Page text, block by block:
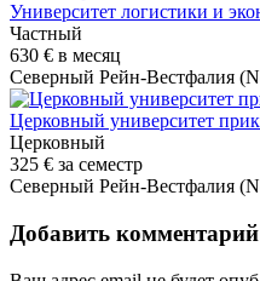
Университет логистики и
Частный
630 € в месяц
Северный Рейн-Вестфалия
Церковный университет
Церковный
325 € за семестр
Северный Рейн-Вестфалия
Добавить комментарий